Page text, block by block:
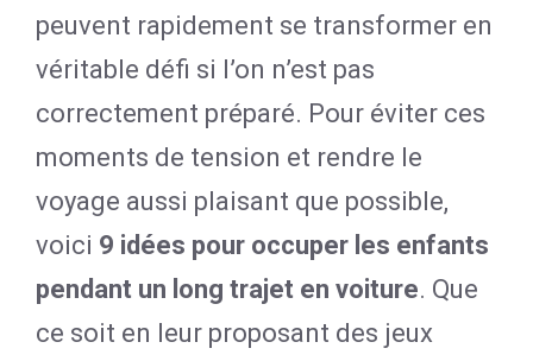
peuvent rapidement se transformer en
véritable défi si l’on n’est pas
correctement préparé. Pour éviter ces
moments de tension et rendre le
voyage aussi plaisant que possible,
voici 9 idées pour occuper les enfants
pendant un long trajet en voiture. Que
ce soit en leur proposant des jeux